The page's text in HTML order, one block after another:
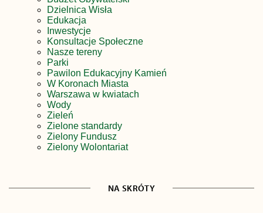
Dzielnica Wisła
Edukacja
Inwestycje
Konsultacje Społeczne
Nasze tereny
Parki
Pawilon Edukacyjny Kamień
W Koronach Miasta
Warszawa w kwiatach
Wody
Zieleń
Zielone standardy
Zielony Fundusz
Zielony Wolontariat
NA SKRÓTY